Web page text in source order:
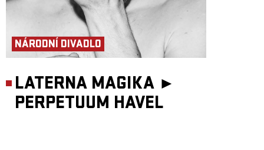
NÁRODNÍ DIVADLO
LATERNA MAGIKA ►
PERPETUUM HAVEL